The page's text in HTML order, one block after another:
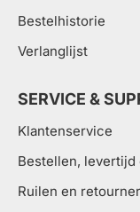
Bestelhistorie
Verlanglijst
SERVICE &
Klantenservice
Bestellen, levertijd
Ruilen en